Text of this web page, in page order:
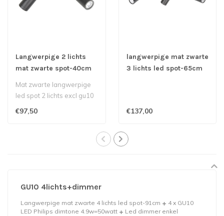
Langwerpige 2 lichts
mat zwarte spot-40cm
Mat zwarte langwerpige
led spot 2 lichts excl gu10
€97,50
langwerpige mat zwarte
3 lichts led spot-65cm
€137,00
GU10 4lichts+dimmer
Langwerpige mat zwarte 4 lichts led spot-91cm
4 x GU10
LED Philips dimtone 4.9w=50watt
Led dimmer enkel